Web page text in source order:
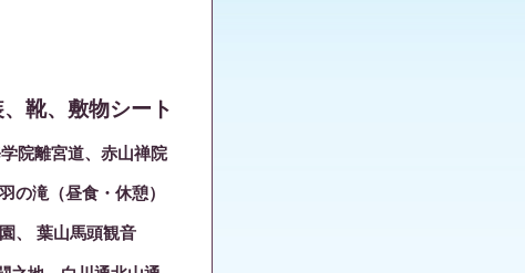
靴、敷物シート
院離宮道、赤山禅院
滝（昼食・休憩）
葉山馬頭観音